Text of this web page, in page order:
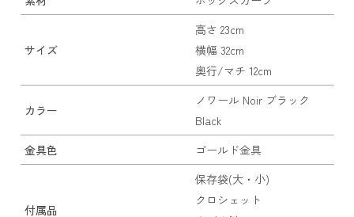
サイズ
高さ 23cm
横幅 32cm
奥行/マチ 12cm
カラー
ノワール Noir ブラック
Black
金具色
ゴールド金具
付属品
保存袋(大・小)
クロシェット